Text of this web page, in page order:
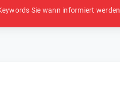
Sie wann informiert werden